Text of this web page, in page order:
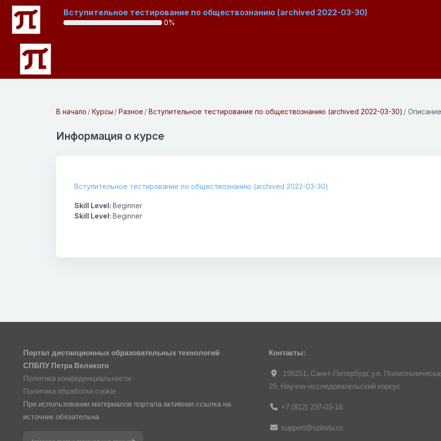
Перейти к основному содержанию
Вступительное тестирование по обществознанию (archived 2022-03-30)
0%
В начало Курсы Разное Вступительное тестирование по обществознанию (archived 2022-03-30) Описание
Информация о курсе
Вступительное тестирование по обществознанию (archived 2022-03-30)
Skill Level: Beginner
Skill Level: Beginner
Портал дистанционных образовательных технологий
СПБПУ Петра Великого
Политика конфиденциальности
Политика обработки cookie
При использовании материалов портала активная ссылка на
источник обязательна
Контакты:
195251, Санкт-Петербург, ул.
29, Научно-исследовательский корпус
+7 (812) 297-03-18
support@spbstu.ru